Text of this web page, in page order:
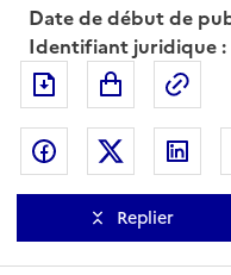
Date de début de
Identifiant juridique :
Exporter le
Partager surPartager
Replier